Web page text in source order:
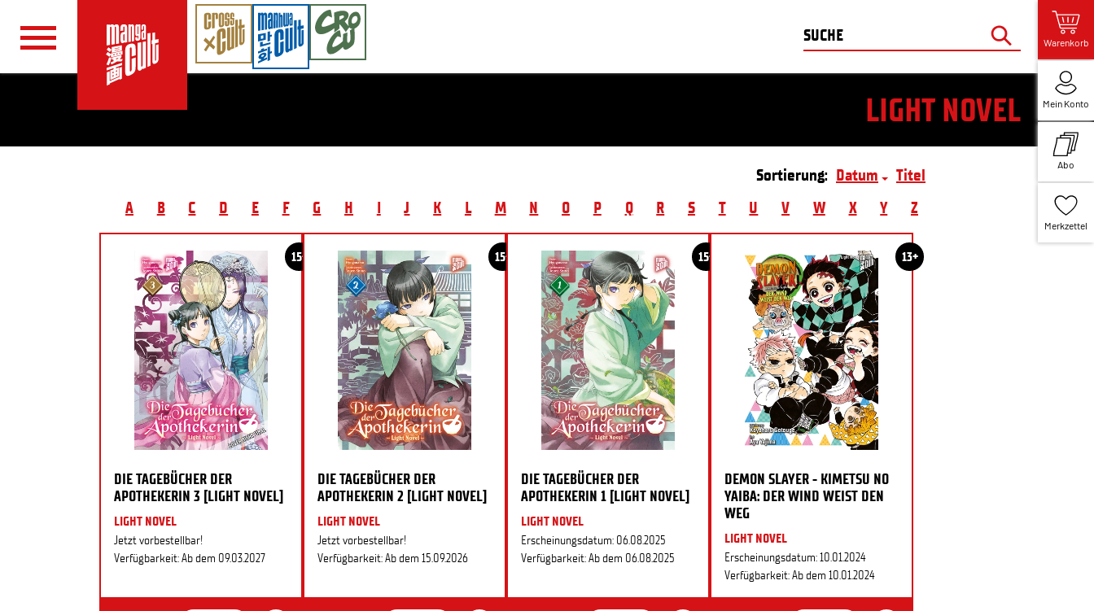
Warenkorb
Mein Konto
Abo
Merkzettel
LIGHT NOVEL
Sortierung: Datum
Titel
A
B C D E F G H I J K L M N O P Q R S T U V W X Y Z
15+
DIE TAGEBÜCHER DER
APOTHEKERIN 3 [LIGHT NOVEL]
LIGHT NOVEL
Jetzt vorbestellbar!
Verfügbarkeit: Ab dem 09.03.2027
15+
DIE TAGEBÜCHER DER
APOTHEKERIN 2 [LIGHT NOVEL]
LIGHT NOVEL
Jetzt vorbestellbar!
Verfügbarkeit: Ab dem 15.09.2026
15+
DIE TAGEBÜCHER DER
APOTHEKERIN 1 [LIGHT NOVEL]
LIGHT NOVEL
Erscheinungsdatum: 06.08.2025
Verfügbarkeit: Ab dem 06.08.2025
13+
DEMON SLAYER - KIMETSU NO
YAIBA: DER WIND WEIST DEN
WEG
LIGHT NOVEL
Erscheinungsdatum: 10.01.2024
Verfügbarkeit: Ab dem 10.01.2024